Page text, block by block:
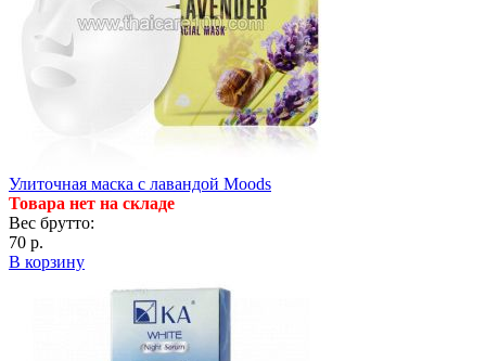
Улиточная маска с лавандой Moods
Товара нет на складе
Вес брутто:
70 р.
В корзину